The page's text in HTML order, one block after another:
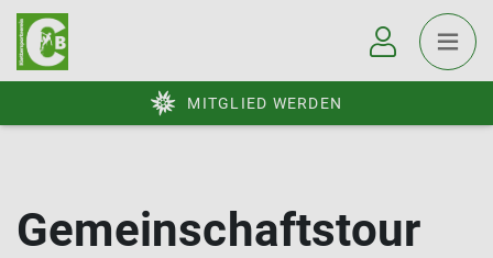
MITGLIED WERDEN
Gemeinschaftstour